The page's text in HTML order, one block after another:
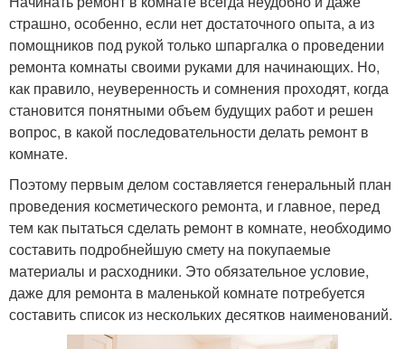
страшно, особенно, если нет достаточного опыта, а из
помощников под рукой только шпаргалка о проведении
ремонта комнаты своими руками для начинающих. Но,
как правило, неуверенность и сомнения проходят, когда
становится понятными объем будущих работ и решен
вопрос, в какой последовательности делать ремонт в
комнате.
Поэтому первым делом составляется генеральный план
проведения косметического ремонта, и главное, перед
тем как пытаться сделать ремонт в комнате, необходимо
составить подробнейшую смету на покупаемые
материалы и расходники. Это обязательное условие,
даже для ремонта в маленькой комнате потребуется
составить список из нескольких десятков наименований.